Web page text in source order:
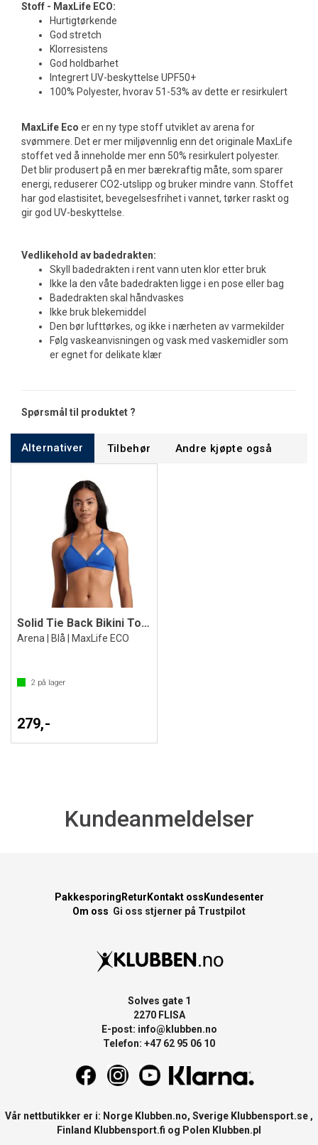
Stoff - MaxLife ECO:
Hurtigtørkende
God stretch
Klorresistens
God holdbarhet
Integrert UV-beskyttelse UPF50+
100% Polyester, hvorav 51-53% av dette er resirkulert
MaxLife Eco er en ny type stoff utviklet av arena for
svømmere. Det er mer miljøvennlig enn det originale MaxLife
stoffet ved å inneholde mer enn 50% resirkulert polyester.
Det blir produsert på en mer bærekraftig måte, som sparer
energi, reduserer CO2-utslipp og bruker mindre vann. Stoffet
har god elastisitet, bevegelsesfrihet i vannet, tørker raskt og
gir god UV-beskyttelse.
Vedlikehold av badedrakten:
Skyll badedrakten i rent vann uten klor etter bruk
Ikke la den våte badedrakten ligge i en pose eller bag
Badedrakten skal håndvaskes
Ikke bruk blekemiddel
Den bør lufttørkes, og ikke i nærheten av varmekilder
Følg vaskeanvisningen og vask med vaskemidler som
er egnet for delikate klær
Spørsmål til produktet ?
Alternativer Tilbehør Andre kjøpte også
Solid Tie Back Bikini Topp
Arena | Blå | MaxLife ECO
2 på lager
279,-
Kundeanmeldelser
PakkesporingReturKontakt ossKundesenter
Om oss Gi oss stjerner på Trustpilot
Solves gate 1
2270 FLISA
E-post: info@klubben.no
Telefon: +47 62 95 06 10
Vår nettbutikker er i: Norge Klubben.no, Sverige Klubbensport.se ,
Finland Klubbensport.fi og Polen Klubben.pl